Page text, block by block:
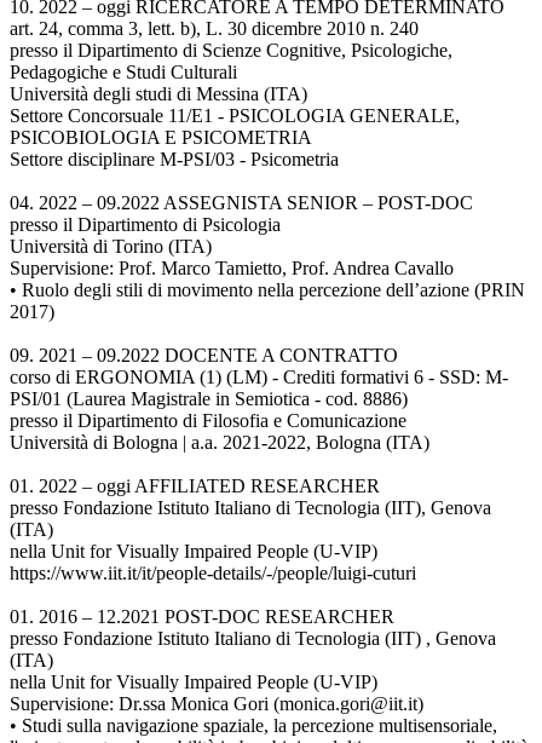
10. 2022 – oggi RICERCATORE A TEMPO DETERMINATO
art. 24, comma 3, lett. b), L. 30 dicembre 2010 n. 240
presso il Dipartimento di Scienze Cognitive, Psicologiche,
Pedagogiche e Studi Culturali
Università degli studi di Messina (ITA)
Settore Concorsuale 11/E1 - PSICOLOGIA GENERALE,
PSICOBIOLOGIA E PSICOMETRIA
Settore disciplinare M-PSI/03 - Psicometria
04. 2022 – 09.2022 ASSEGNISTA SENIOR – POST-DOC
presso il Dipartimento di Psicologia
Università di Torino (ITA)
Supervisione: Prof. Marco Tamietto, Prof. Andrea Cavallo
• Ruolo degli stili di movimento nella percezione dell’azione (PRIN
2017)
09. 2021 – 09.2022 DOCENTE A CONTRATTO
corso di ERGONOMIA (1) (LM) - Crediti formativi 6 - SSD: M-
PSI/01 (Laurea Magistrale in Semiotica - cod. 8886)
presso il Dipartimento di Filosofia e Comunicazione
Università di Bologna | a.a. 2021-2022, Bologna (ITA)
01. 2022 – oggi AFFILIATED RESEARCHER
presso Fondazione Istituto Italiano di Tecnologia (IIT), Genova
(ITA)
nella Unit for Visually Impaired People (U-VIP)
https://www.iit.it/it/people-details/-/people/luigi-cuturi
01. 2016 – 12.2021 POST-DOC RESEARCHER
presso Fondazione Istituto Italiano di Tecnologia (IIT) , Genova
(ITA)
nella Unit for Visually Impaired People (U-VIP)
Supervisione: Dr.ssa Monica Gori (monica.gori@iit.it)
• Studi sulla navigazione spaziale, la percezione multisensoriale,